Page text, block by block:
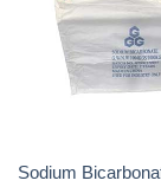
Sodium